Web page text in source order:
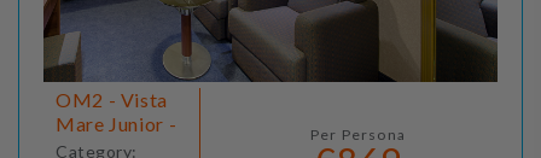
OM2 - Vista
Mare Junior -
Category:
Per Persona